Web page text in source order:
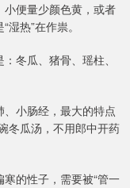
便量少颜色黄，或者
热”在作祟。
冬瓜、猪骨、瑶柱、
小肠经，最大的特点
冬瓜汤，不用郎中开药
的性子，需要被“管一